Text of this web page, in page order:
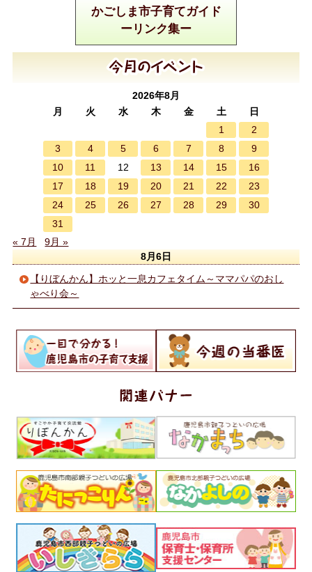
かごしま市子育てガイド
ーリンク集ー
2026年8月
月
火 水 木 金 土
日
1
2
3
4 5 6 7 8
9
10
11 12 13 14 15
16
17
18 19 20 21 22
23
24
25 26 27 28 29
30
31
« 7月
9月 »
8月6日
【りぼんかん】ホッと一息カフェタイム～ママパパのおし
ゃべり会～